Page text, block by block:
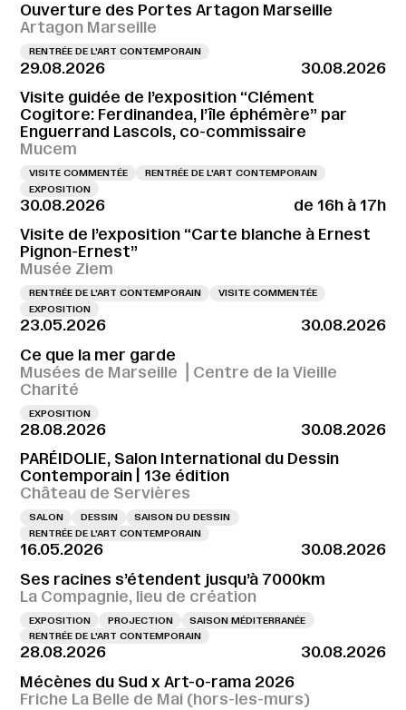
Ouverture des Portes Artagon Marseille
Artagon Marseille
RENTRÉE DE L'ART CONTEMPORAIN
29.08.2026
30.08.2026
Visite guidée de l’exposition “Clément
Cogitore: Ferdinandea, l’île éphémère” par
Enguerrand Lascols, co-commissaire
Mucem
VISITE COMMENTÉE
RENTRÉE DE L'ART CONTEMPORAIN
EXPOSITION
30.08.2026
de 16h à 17h
Visite de l’exposition “Carte blanche à Ernest
Pignon-Ernest”
Musée Ziem
RENTRÉE DE L'ART CONTEMPORAIN
VISITE COMMENTÉE
EXPOSITION
23.05.2026
30.08.2026
Ce que la mer garde
Musées de Marseille ⎪Centre de la Vieille
Charité
EXPOSITION
28.08.2026
30.08.2026
PARÉIDOLIE, Salon International du Dessin
Contemporain | 13e édition
Château de Servières
SALON DESSIN
SAISON DU DESSIN
RENTRÉE DE L'ART CONTEMPORAIN
16.05.2026
30.08.2026
Ses racines s’étendent jusqu’à 7000km
La Compagnie, lieu de création
EXPOSITION PROJECTION
SAISON MÉDITERRANÉE
RENTRÉE DE L'ART CONTEMPORAIN
28.08.2026
30.08.2026
Mécènes du Sud x Art-o-rama 2026
Friche La Belle de Mai (hors-les-murs)